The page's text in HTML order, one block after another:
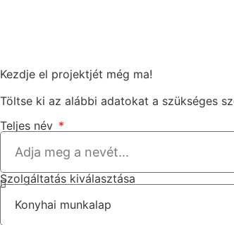
Kezdje el projektjét még ma!
Töltse ki az alábbi adatokat a szükséges
Teljes név
Szolgáltatás kiválasztása